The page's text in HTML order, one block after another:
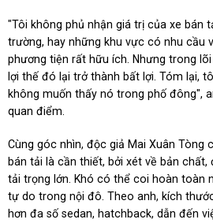
"Tôi không phủ nhận giá trị của xe bán
trường, hay những khu vực có nhu cầu
phương tiện rất hữu ích. Nhưng trong
lợi thế đó lại trở thành bất lợi. Tóm lại,
không muốn thấy nó trong phố đông",
quan điểm.
Cùng góc nhìn, độc giả Mai Xuân Tòng
bán tải là cần thiết, bởi xét về bản
tải trọng lớn. Khó có thể coi hoàn toàn
tự do trong nội đô. Theo anh, kích
hơn đa số sedan, hatchback, dẫn đến